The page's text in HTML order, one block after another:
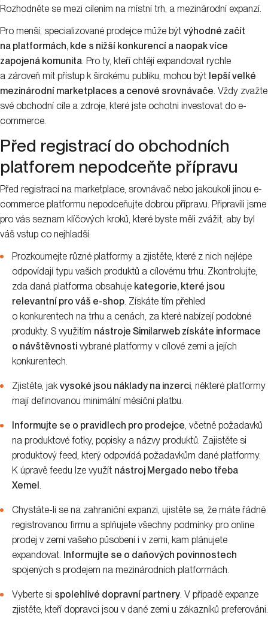
Rozhodněte se mezi cílením na místní trh, a mezinárodní expanzí.
Pro menší, specializované prodejce může být výhodné začít
na platformách, kde s nižší konkurencí a naopak více
zapojená komunita . Pro ty, kteří chtějí expandovat rychle
a zároveň mít přístup k širokému publiku, mohou být lepší velké
mezinárodní marketplaces a cenové srovnávače . Vždy zvažte
své obchodní cíle a zdroje, které jste ochotni investovat do e-
commerce.
Před registrací do obchodních
platforem nepodceňte přípravu
Před registrací na marketplace, srovnávač nebo jakoukoli jinou e-
commerce platformu nepodceňujte dobrou přípravu. Připravili jsme
pro vás seznam klíčových kroků, které byste měli zvážit, aby byl
váš vstup co nejhladší:
Prozkoumejte různé platformy a zjistěte, které z nich nejlépe
odpovídají typu vašich produktů a cílovému trhu. Zkontrolujte,
zda daná platforma obsahuje kategorie, které jsou
relevantní pro váš e-shop. Získáte tím přehled
o konkurentech na trhu a cenách, za které nabízejí podobné
produkty. S využitím nástroje Similarweb získáte informace
o návštěvnosti vybrané platformy v cílové zemi a jejích
konkurentech.
Zjistěte, jakvysoké jsou náklady na inzerci, některé platformy
mají definovanou minimální měsíční platbu.
Informujte se o pravidlech pro prodejce, včetně požadavků
na produktové fotky, popisky a názvy produktů. Zajistěte si
produktový feed, který odpovídá požadavkům dané platformy.
K úpravě feedu lze využít nástroj Mergado nebo třeba
Xemel.
Chystáte-li se na zahraniční expanzi, ujistěte se, že máte řádně
registrovanou firmu a splňujete všechny podmínky pro online
prodej v zemi vašeho působení i v zemi, kam plánujete
expandovat. Informujte se o daňových povinnostech
spojených s prodejem na mezinárodních platformách.
Vyberte si spolehlivé dopravní partnery. V případě expanze
zjistěte, kteří dopravci jsou v dané zemi u zákazníků preferováni.